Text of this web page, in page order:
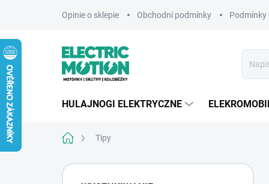
Opinie o sklepie Obchodní podmínky Podmínky
HULAJNOGI ELEKTRYCZNE
HomeTipy
P